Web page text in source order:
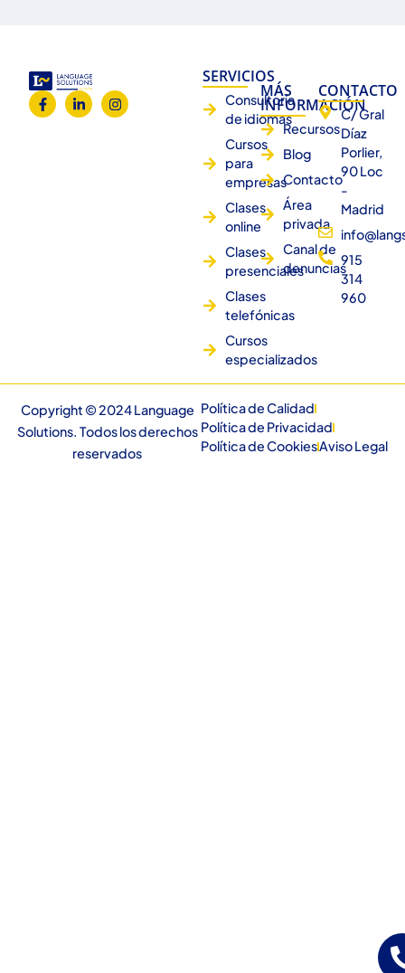
SERVICIOS
Consultoría
de idiomas
Cursos
para
empresas
Clases
online
Clases
presenciales
Clases
telefónicas
Cursos
especializados
MÁS
INFORMACIÓN
Recursos
Blog
Contacto
Área
privada
Canal de
denuncias
CONTACTO
C/ Gral
Díaz
Porlier,
90 Loc
-
Madrid
915
314
960
Copyright © 2024 Language
Solutions. Todos los derechos
reservados
Política de Calidad
Política de Privacidad
Política de CookiesAviso Legal